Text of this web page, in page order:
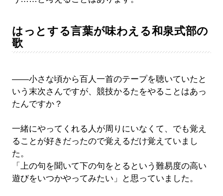
はっとする言葉が味わえる和泉式部の
歌
――小さな頃から百人一首のテープを聴いていたと
いう末次さんですが、競技かるたをやることはあっ
たんですか？
一緒にやってくれる人が周りにいなくて、でも覚え
ることが好きだったので覚えるだけ覚えていまし
た。
「上の句を聞いて下の句をとるという難易度の高い
遊びをいつかやってみたい」と思っていました。